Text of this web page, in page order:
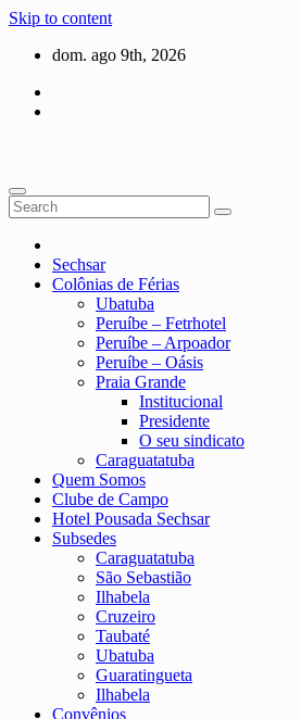
Skip to content
dom. ago 9th, 2026
Sechsar
Colônias de Férias
Ubatuba
Peruíbe – Fetrhotel
Peruíbe – Arpoador
Peruíbe – Oásis
Praia Grande
Institucional
Presidente
O seu sindicato
Caraguatatuba
Quem Somos
Clube de Campo
Hotel Pousada Sechsar
Subsedes
Caraguatatuba
São Sebastião
Ilhabela
Cruzeiro
Taubaté
Ubatuba
Guaratingueta
Ilhabela
Convênios